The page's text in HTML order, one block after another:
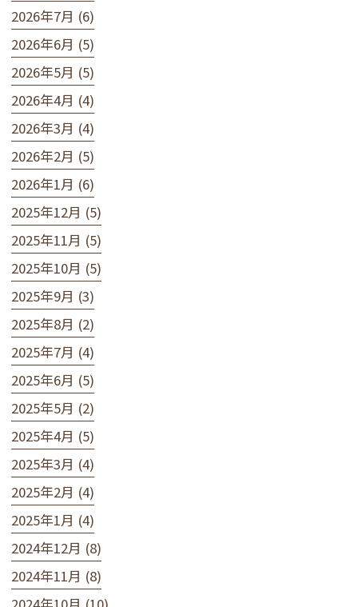
2026年7月 (6)
2026年6月 (5)
2026年5月 (5)
2026年4月 (4)
2026年3月 (4)
2026年2月 (5)
2026年1月 (6)
2025年12月 (5)
2025年11月 (5)
2025年10月 (5)
2025年9月 (3)
2025年8月 (2)
2025年7月 (4)
2025年6月 (5)
2025年5月 (2)
2025年4月 (5)
2025年3月 (4)
2025年2月 (4)
2025年1月 (4)
2024年12月 (8)
2024年11月 (8)